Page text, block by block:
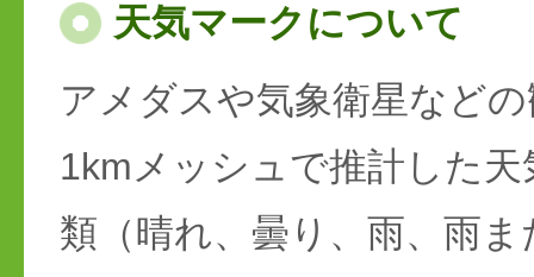
天気マークについて
アメダスや気象衛星など
1kmメッシュで推計した
類（晴れ、曇り、雨、雨